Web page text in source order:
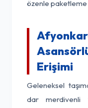
özenle paketleme
Erişimi
Geleneksel
dar merdivenli